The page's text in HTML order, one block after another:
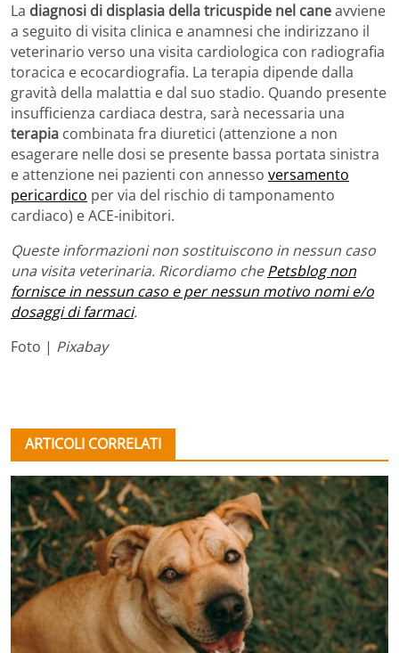
La diagnosi di displasia della tricuspide nel caneavviene
a seguito di visita clinica e anamnesi che indirizzano il
veterinario verso una visita cardiologica con radiografia
toracica e ecocardiografia. La terapia dipende dalla
gravità della malattia e dal suo stadio. Quando presente
insufficienza cardiaca destra, sarà necessaria una
terapia combinata fra diuretici (attenzione a non
esagerare nelle dosi se presente bassa portata sinistra
e attenzione nei pazienti con annesso versamento
pericardico per via del rischio di tamponamento
cardiaco) e ACE-inibitori.
Queste informazioni non sostituiscono in nessun caso
una visita veterinaria. Ricordiamo chePetsblog non
fornisce in nessun caso e per nessun motivo nomi e/o
dosaggi di farmaci.
Foto | Pixabay
ARTICOLI CORRELATI